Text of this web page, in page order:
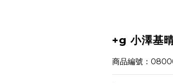
+g 小澤基
商品編號：